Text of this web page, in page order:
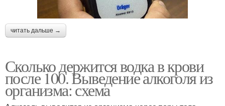
читать дальше →
Сколько держится водка в крови
после 100. Выведение алкоголя из
организма: схема